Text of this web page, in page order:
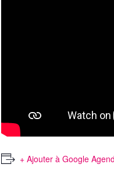
+ Ajouter à Google